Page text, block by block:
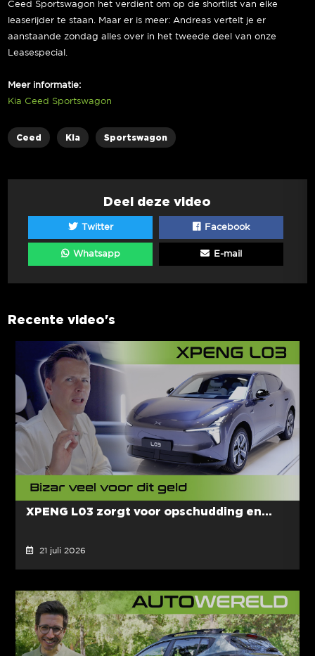
Ceed Sportswagon het verdient om op de shortlist van elke
leaserijder te staan. Maar er is meer: Andreas vertelt je er
aanstaande zondag alles over in het tweede deel van onze
Leasespecial.
Meer informatie:
Kia Ceed Sportswagon
Ceed Kia Sportswagon
Deel deze video
Twitter Facebook
Whatsapp E-mail
Recente video's
XPENG L03 zorgt voor opschudding en...
21 juli 2026